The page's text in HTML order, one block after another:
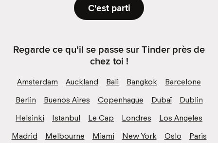
C'est parti
Regarde ce qu’il se passe sur Tinder près de
chez toi !
Amsterdam Auckland Bali Bangkok
Barcelone
Berlin
Buenos Aires Copenhague Dubaï
Dublin
Helsinki
Istanbul Le Cap Londres
Los Angeles
Madrid
Melbourne Miami New York Oslo
Paris